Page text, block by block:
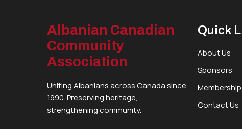
Albanian Canadian
Community
Association
Uniting Albanians across Canada since
1990. Preserving heritage,
strengthening community.
Quick
About Us
Sponsors
Membership
Contact Us